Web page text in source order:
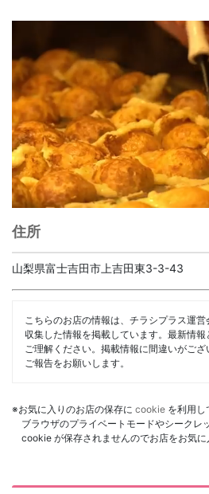
住所
山梨県富士吉田市上吉田東3-3-43
こちらのお店の情報は、チラシプラス運
収集した情報を掲載しています。最新情
ご理解ください。掲載情報に間違いがござ
ご報告をお願いします。
※お気に入りのお店の保存に cookie を利用し
ブラウザのプライベートモードやシークレ
cookie が保存されませんのでお店をお気に